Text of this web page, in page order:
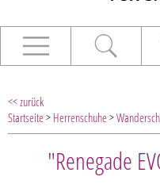
<< zurück
Startseite> Herrenschuhe>
"Renegade